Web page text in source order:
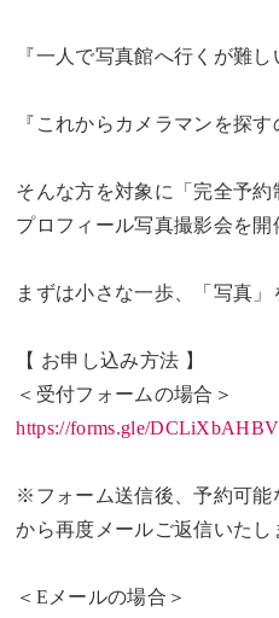
『一人で写真館へ行くが難し
『これからカメラマンを探
そんな方を対象に「完全予約
プロフィール写真撮影会を開
まずは小さな一歩、「写真」
【 お申し込み方法 】
＜受付フォームの場合＞
https://forms.gle/
※フォーム送信後、予約可能
から再度メールご返信いたし
＜Eメールの場合＞